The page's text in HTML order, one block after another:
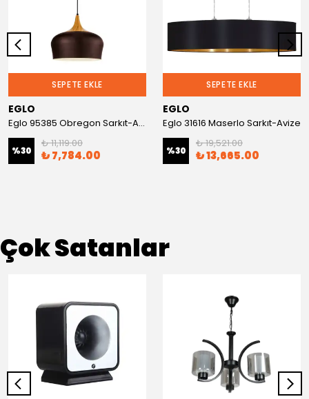
SEPETE EKLE
EGLO
Eglo 95385 Obregon Sarkıt-Avize
%30
₺ 11,119.00
₺ 7,784.00
SEPETE EKLE
EGLO
Eglo 31616 Maserlo Sarkıt-Avize
%30
₺ 19,521.00
₺ 13,665.00
Çok Satanlar